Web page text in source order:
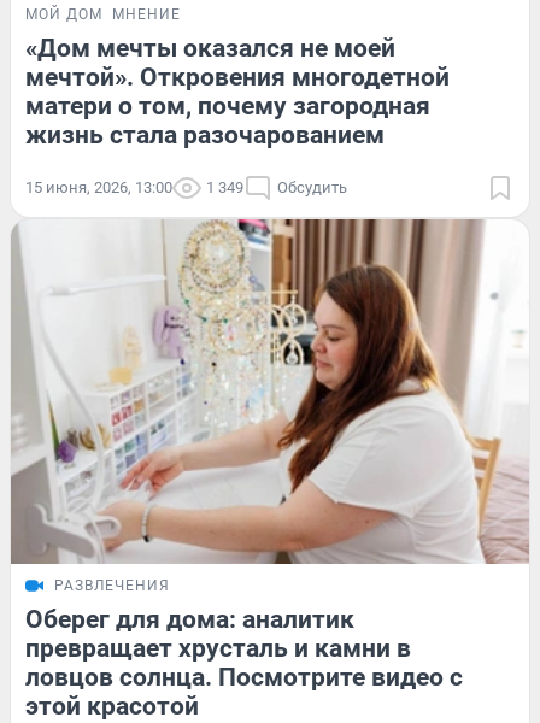
МОЙ ДОМ МНЕНИЕ
«Дом мечты оказался не моей
мечтой». Откровения многодетной
матери о том, почему загородная
жизнь стала разочарованием
15 июня, 2026, 13:00 1 349 Обсудить
РАЗВЛЕЧЕНИЯ
Оберег для дома: аналитик
превращает хрусталь и камни в
ловцов солнца. Посмотрите видео с
этой красотой